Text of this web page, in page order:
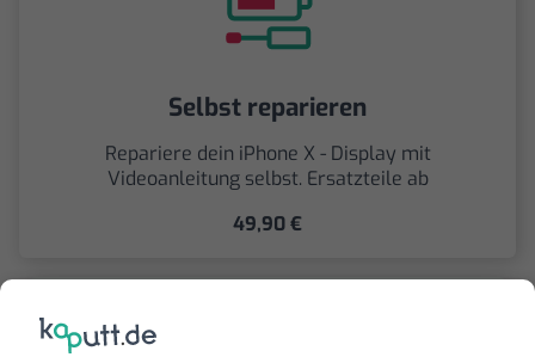
Selbst reparieren
Repariere dein iPhone X - Display mit
Videoanleitung selbst. Ersatzteile ab
49,90 €